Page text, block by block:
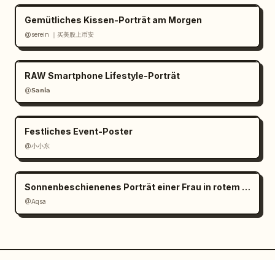
Gemütliches Kissen-Porträt am Morgen
@serein ｜买美股上币安
RAW Smartphone Lifestyle-Porträt
@𝗦𝗮𝗻𝗶𝗮
Festliches Event-Poster
@小小东
Sonnenbeschienenes Porträt einer Frau in rotem Satin
@Aqsa